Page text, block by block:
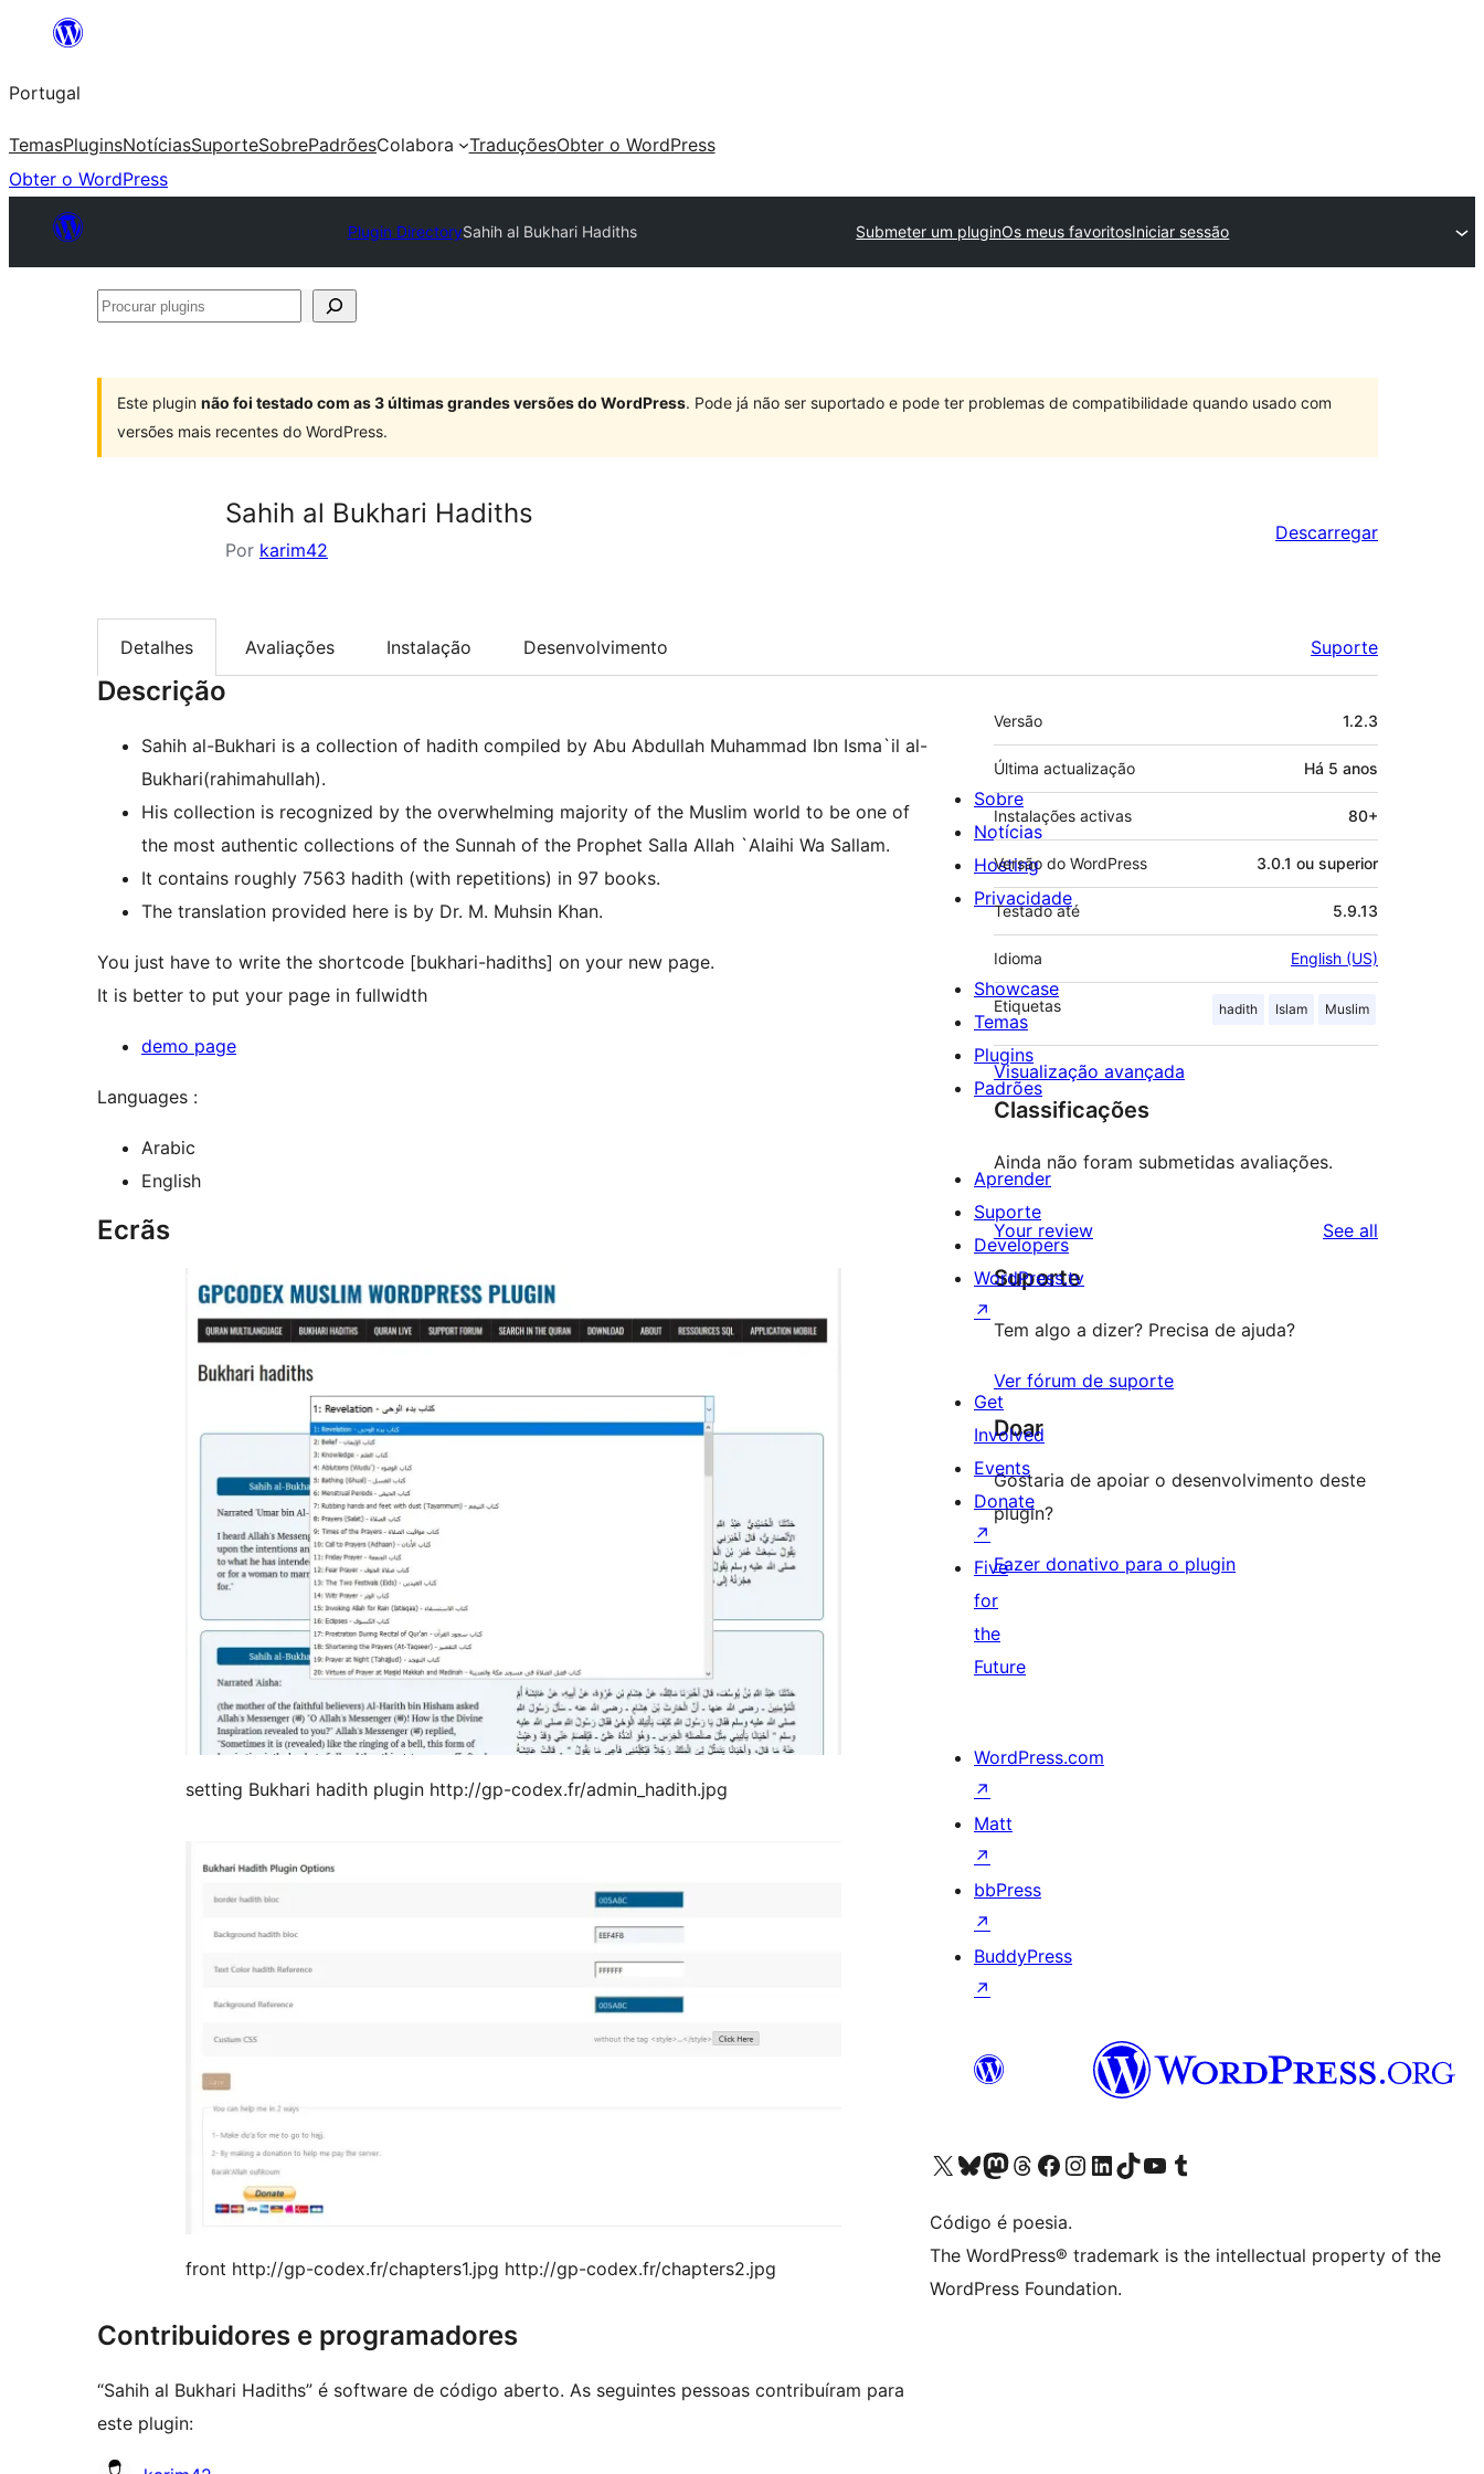
Saltar
o
conteúdo
Portugal
TemasPluginsNotíciasSuporteSobrePadrõesColabora TraduçõesObter o WordPress
Obter o WordPress
Plugin DirectorySahih al Bukhari Hadiths Submeter um pluginOs meus favoritosIniciar sessão
Procurar
Este plugin não foi testado com as 3 últimas grandes versões do WordPress. Pode já não ser suportado e pode ter problemas de compatibilidade quando usado com
versões mais recentes do WordPress.
Sahih al Bukhari Hadiths
Por karim42
Descarregar
Detalhes Avaliações Instalação Desenvolvimento Suporte
Descrição
Sahih al-Bukhari is a collection of hadith compiled by Abu Abdullah Muhammad Ibn Isma`il al-
Bukhari(rahimahullah).
His collection is recognized by the overwhelming majority of the Muslim world to be one of
the most authentic collections of the Sunnah of the Prophet Salla Allah `Alaihi Wa Sallam.
It contains roughly 7563 hadith (with repetitions) in 97 books.
The translation provided here is by Dr. M. Muhsin Khan.
You just have to write the shortcode [bukhari-hadiths] on your new page.
It is better to put your page in fullwidth
demo page
Languages :
Arabic
English
Ecrãs
setting Bukhari hadith plugin http://gp-codex.fr/admin_hadith.jpg
front http://gp-codex.fr/chapters1.jpg http://gp-codex.fr/chapters2.jpg
Contribuidores e programadores
“Sahih al Bukhari Hadiths” é software de código aberto. As seguintes pessoas contribuíram para
este plugin:
Metadados
Versão 1.2.3
Última actualização Há 5 anos
Instalações activas 80+
Versão do WordPress 3.0.1 ou superior
Testado até 5.9.13
Idioma English (US)
Etiquetas hadith Islam Muslim
Visualização avançada
Classificações
Ainda não foram submetidas avaliações.
Your review See all
Suporte
Tem algo a dizer? Precisa de ajuda?
Ver fórum de suporte
Doar
Gostaria de apoiar o desenvolvimento deste
plugin?
Fazer donativo para o plugin
Sobre
Notícias
Hosting
Privacidade
Showcase
Temas
Plugins
Padrões
Aprender
Suporte
Developers
WordPress.tv
↗
Get
Involved
Events
Donate
↗
Five
for
the
Future
WordPress.com
↗
Matt
↗
bbPress
↗
BuddyPress
↗
Visite a nossa conta X (antigo Twitter)
Visit our Bluesky account
Visit our Mastodon account
Visit our Threads account
Visite a nossa página do Facebook
Visite a nossa conta no Instagram
Visite a nossa conta no LinkedIn
Visit our TikTok account
Visit our YouTube channel
Visit our Tumblr account
Código é poesia.
The WordPress® trademark is the intellectual property of the
WordPress Foundation.